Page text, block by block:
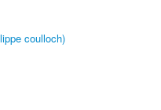
coulloch)